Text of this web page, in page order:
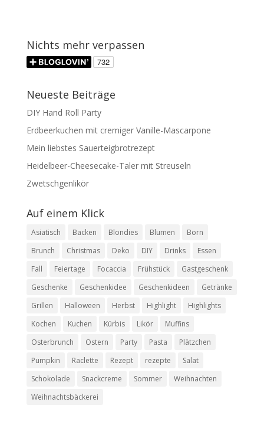
Nichts mehr verpassen
Neueste Beiträge
DIY Hand Roll Party
Erdbeerkuchen mit cremiger Vanille-Mascarpone
Mein liebstes Sauerteigbrotrezept
Heidelbeer-Cheesecake-Taler mit Streuseln
Zwetschgenlikör
Auf einem Klick
Asiatisch Backen Blondies Blumen
Born
Brunch
Christmas Deko DIY Drinks
Essen
Fall
Feiertage Focaccia Frühstück
Gastgeschenk
Geschenke
Geschenkidee Geschenkideen
Getränke
Grillen
Halloween Herbst Highlight
Highlights
Kochen
Kuchen Kürbis Likör
Muffins
Osterbrunch
Ostern Party Pasta
Plätzchen
Pumpkin
Raclette Rezept rezepte
Salat
Schokolade
Snackcreme Sommer
Weihnachten
Weihnachtsbäckerei